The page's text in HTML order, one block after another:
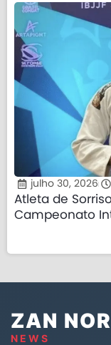
julho 30, 2026
Atleta de
Campeonato
ZAN
NEWS